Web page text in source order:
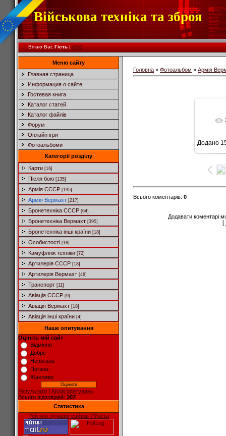
Військова техніка та зброя
Вітаю Вас Гість|RSS
Меню сайту
Главная страница
Информация о сайте
Гостевая книга
Каталог статей
Каталог файлів
Форум
Онлайн ігри
Фотоальбоми
Категорії розділу
Карти [16]
Після бою [135]
Армія СССР [195]
Армія Вермахт [217]
Бронетехніка СССР [64]
Бронетехніка Вермахт [395]
Бронетехніка інші країни [18]
Особистості [18]
Камуфляж техніки [72]
Артилерія СССР [18]
Артилерія Вермахт [48]
Транспорт [11]
Авіація СССР [9]
Авіація Вермахт [18]
Авіація інші країни [4]
Наше опитування
Оцініть мій сайт
Відмінно
Добре
Непогано
Погано
Жахливо
Результати | Архів опитувань
Всього відповідей: 207
Статистика
Рейтинг лучших сайтов РУнета
Головна » Фотоальбом » Армія
Додано
Всього коментарів: 0
Додавати коментарі
[